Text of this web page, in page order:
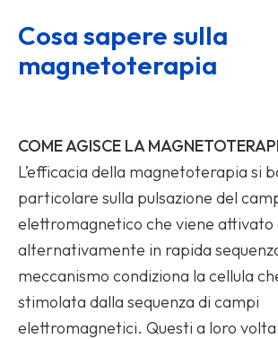
Cosa sapere sulla
magnetoterapia
COME AGISCE LA
L’efficacia della magnetoterapia si
particolare sulla pulsazione del
elettromagnetico che viene attivato
alternativamente in rapida
meccanismo condiziona la cellula
stimolata dalla sequenza di campi
elettromagnetici. Questi a loro